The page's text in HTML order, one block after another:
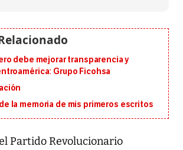
debe mejorar transparencia y
Grupo Ficohsa
la memoria de mis primeros escritos
Partido Revolucionario